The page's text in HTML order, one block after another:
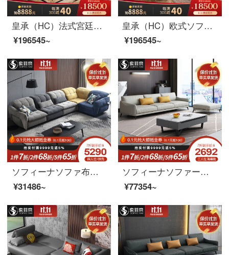
皇承（HC）法式宮廷ソファ欧式ソファー回転角貴妃中小型ソファリビングセットソファ832莫蘭迪王冠ソファ1+3+右貴妃
¥196545~
皇承（HC）欧式ソファー法式宮廷ソファプリンセスピンクのソファー実木ソファ回転角832ソファークラウン彫刻本革ソファセット1+3+左/右貴妃
¥196545~
ソフィーナソファ布芸ソファー北欧現代ソファ角布芸ソファー小部屋型ソファシンプルソファー三人
¥31486~
ソフィーナソファーの科学技術布ソファ現代簡単な無料の布ゴムリビングの一字型の直列四人のリビングルームの家具のシングル席+二人の位+三人の位のラテックスのスタイル
¥77354~